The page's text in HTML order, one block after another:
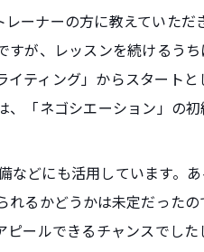
ーナーの方に教えていただ
が、レッスンを続けるう
ティング」からスタート
「ネゴシエーション」の初
などにも活用しています。
るかどうかは未定だった
ールできるチャンスでし